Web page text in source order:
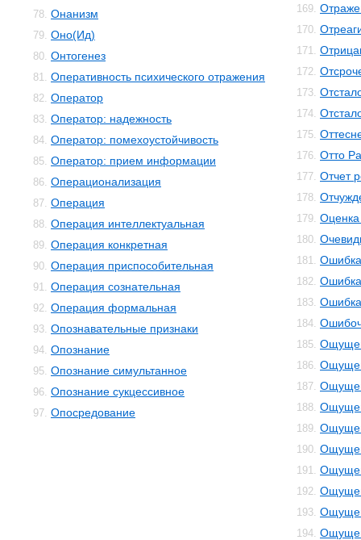
78. Онанизм
79. Оно(Ид)
80. Онтогенез
81. Оперативность психического отражения
82. Оператор
83. Оператор: надежность
84. Оператор: помехоустойчивость
85. Оператор: прием информации
86. Операционализация
87. Операция
88. Операция интеллектуальная
89. Операция конкретная
90. Операция приспособительная
91. Операция сознательная
92. Операция формальная
93. Опознавательные признаки
94. Опознание
95. Опознание симультанное
96. Опознание сукцессивное
97. Опосредование
169.
170.
171.
172.
173.
174.
175.
176. Отто
177. Отчет
178.
179. Оценка
180.
181. Ошибка
182.
183.
184.
185.
186.
187.
188.
189.
190.
191.
192.
193.
194.